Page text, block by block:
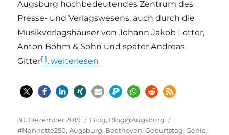
Augsburg hochbedeutendes Zentrum des
Presse- und Verlagswesens, auch durch die
Musikverlagshäuser von Johann Jakob Lotter,
Anton Böhm & Sohn und später Andreas
Gitter[1].„Nannette Streicher – die Frau, die
weiterlesen
Veröffentlicht
am
30. Dezember 2019 Kategorien
Blog, Blog@Augsburg
#Nannette250,Augsburg, Beethoven,Geburtstag,Genie,